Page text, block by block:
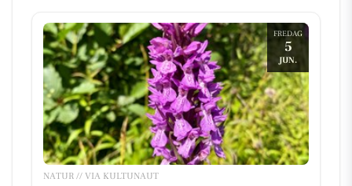
FREDAG
5
JUN.
NATUR // VIA KULTUNAUT